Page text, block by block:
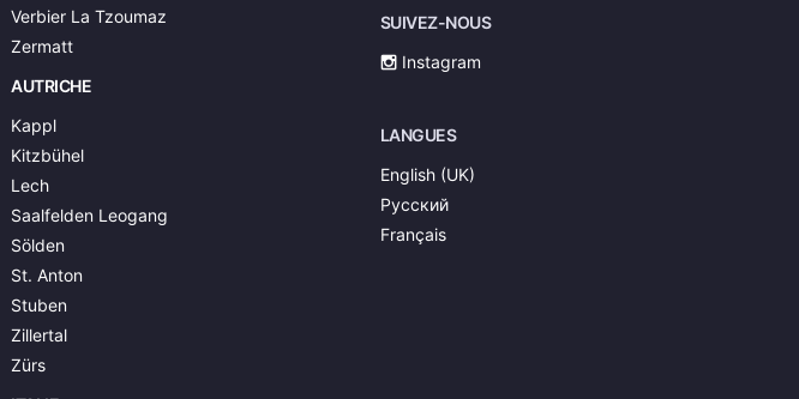
Verbier La Tzoumaz
Zermatt
AUTRICHE
Kappl
Kitzbühel
Lech
Saalfelden Leogang
Sölden
St. Anton
Stuben
Zillertal
Zürs
SUIVEZ-NOUS
Instagram
LANGUES
English (UK)
Русский
Français